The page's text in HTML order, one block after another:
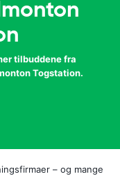
tilbuddene fra
Togstation.
– og mange